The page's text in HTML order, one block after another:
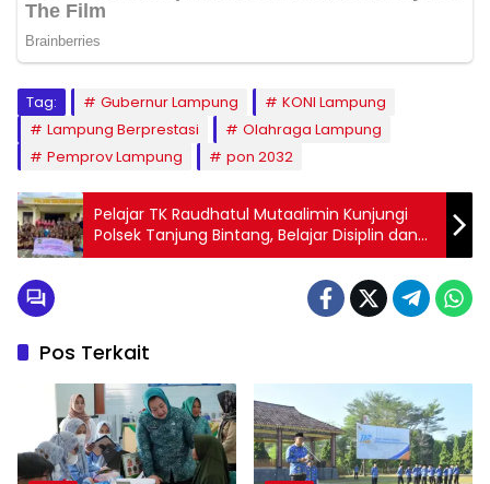
Tag: Gubernur Lampung
KONI Lampung
Lampung Berprestasi
Olahraga Lampung
Pemprov Lampung
pon 2032
Pelajar TK Raudhatul Mutaalimin Kunjungi
Polsek Tanjung Bintang, Belajar Disiplin dan
Tugas Polisi Sejak Dini
Pos Terkait